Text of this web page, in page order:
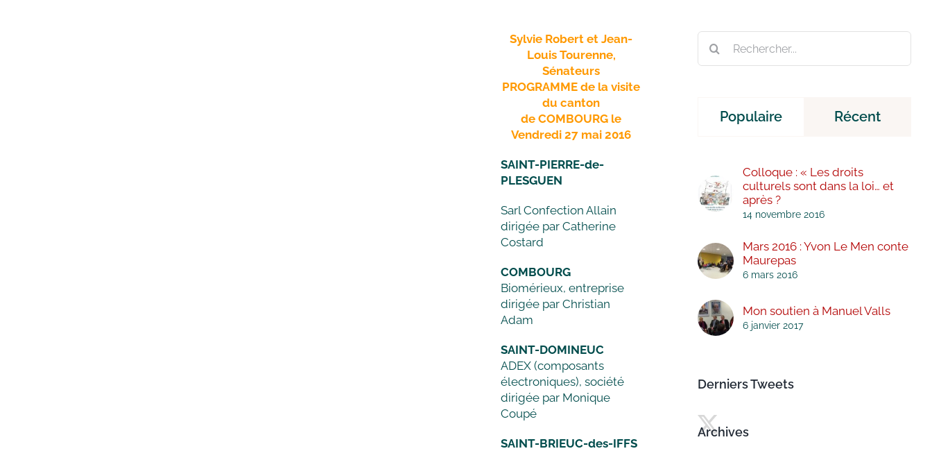
Sylvie Robert et Jean-
Louis Tourenne,
Sénateurs
PROGRAMME de la visite
du canton
de COMBOURG le
Vendredi 27 mai 2016
SAINT-PIERRE-de-
PLESGUEN
Sarl Confection Allain
dirigée par Catherine
Costard
COMBOURG
Biomérieux, entreprise
dirigée par Christian
Adam
SAINT-DOMINEUC
ADEX (composants
électroniques), société
dirigée par Monique
Coupé
SAINT-BRIEUC-des-IFFS
Populaire Récent
Colloque : « Les droits
culturels sont dans la loi… et
après ?
14 novembre 2016
Mars 2016 : Yvon Le Men conte
Maurepas
6 mars 2016
Mon soutien à Manuel Valls
6 janvier 2017
Derniers Tweets
Archives